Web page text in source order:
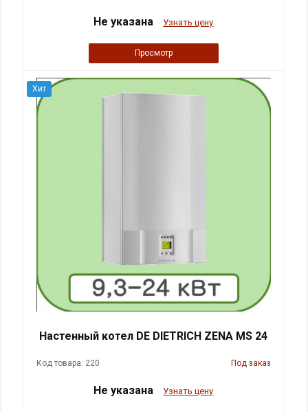
Не указана Узнать цену
Просмотр
Хит
Настенный котел DE DIETRICH ZENA MS 24
Код товара: 220 Под заказ
Не указана Узнать цену